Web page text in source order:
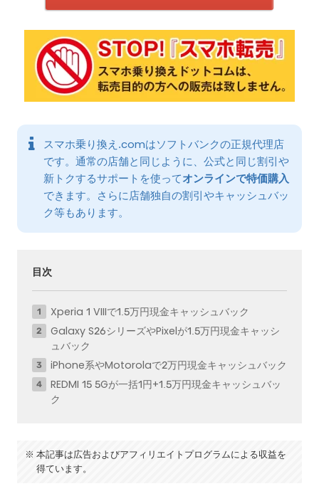
スマホ乗り換え.comはソフトバンクの正規代理店
です。通常の店舗と同じように、公式と同じ割引や
新トクするサポートを使ってオンラインで特価購入
できます。さらに店舗独自の割引やキャッシュバッ
ク等もあります。
目次
Xperia 1 VIIIで1.5万円現金キャッシュバック
Galaxy S26シリーズやPixelが1.5万円現金キャッシ
ュバック
iPhone系やMotorolaで2万円現金キャッシュバック
REDMI 15 5Gが一括1円+1.5万円現金キャッシュバッ
ク
本記事は広告およびアフィリエイトプログラムによる収益を
得ています。